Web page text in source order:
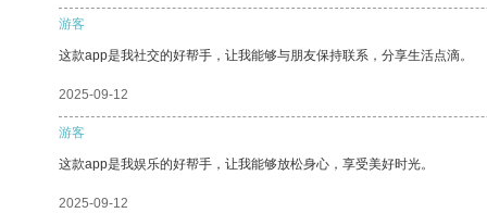
游客
这款app是我社交的好帮手，让我能够与朋友保持联系，分享生活点滴。
2025-09-12
游客
这款app是我娱乐的好帮手，让我能够放松身心，享受美好时光。
2025-09-12